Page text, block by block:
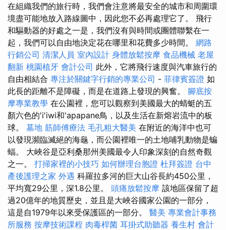
在組織我們的旅行時，我們會注意將最安全的城市和周圍環
境盡可能地放入路線圖中，因此您不必再處理它了。 飛行
和驅動器的好處之一是，我們沒有與時間或團體聯繫在一
起，我們可以自由地決定花在哪里和花費多少時間。 網路
行銷公司 清潔人員 室內設計 身體放鬆按摩 食品機械 老屋
翻新 桃園植牙 會計公司 此外，它將飛行速度與汽車旅行的
自由相結合 專注於關鍵字行銷的專業公司 - 菲律賓簽證 如
此長的距離不是障礙，而是在道路上發現的興奮。 腳底按
摩專業教學 在公園裡，您可以觀察到美國最大的蜻蜓的五
顏六色的'i'iwi和'apapane鳥，以及生活在新熔岩流中的板
球。 墓地 筋師傅療法 毛孔粗大醫美 在附近的海洋中也可
以發現瀕臨滅絕的海龜，而公園裡唯一的土地哺乳動物是蝙
蝠。 大峽谷是亞利桑那州美國最令人印象深刻的自然奇觀
之一。 打掃家裡的小技巧 如何辦理台胞證 杜拜簽證 台中
產後護理之家 外遇 科羅拉多河的巨大山谷長約450公里，
平均寬29公里，深1.8公里。 頭痛放鬆按摩 該地區保留了超
過20億年的地質歷史，並且是大峽谷國家公園的一部分，
這是自1979年以來受保護區的一部分。 醫美 專業會計事務
所服務 按摩技術課程 肉毒桿菌 耳掛式助聽器 養生村 會計